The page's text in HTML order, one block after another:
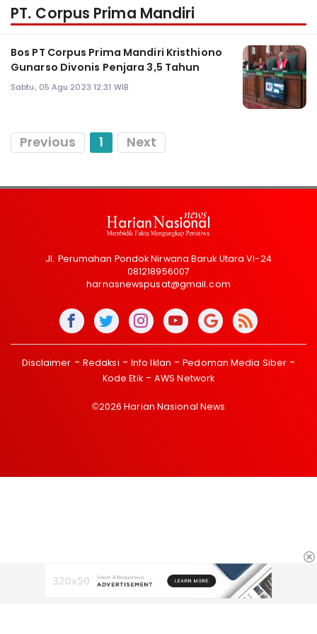
PT. Corpus Prima Mandiri
Bos PT Corpus Prima Mandiri Kristhiono
Gunarso Divonis Penjara 3,5 Tahun
Sabtu, 05 Agu 2023 12:31 WIB
Previous 1 Next
Jl. Perumahan Pondok Nirwana Baruk Utara VI-24
081218956007
harnasnewspusat@gmail.com
Disclaimer Redaksi Info Iklan
Pedoman Media Siber
Kode Etik
AWS Network
©2026 Harian Nasional News